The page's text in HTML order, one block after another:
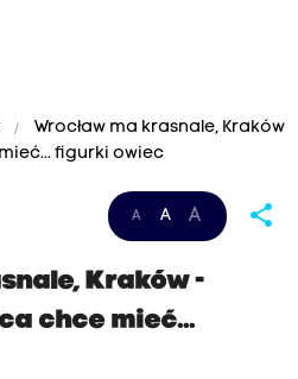
Wrocław ma krasnale, Kraków
figurki owiec
A A A share
Kraków -
chce mieć...